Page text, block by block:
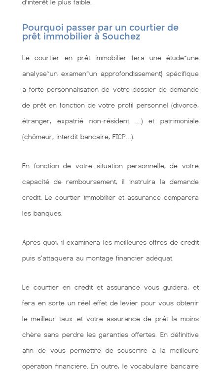
d’intérêt le plus faible.
Pourquoi passer par un courtier de
prêt immobilier à Souchez
Le courtier en prêt immobilier fera une étude~une
analyse~un examen~un approfondissement} spécifique
à forte personnalisation de votre dossier de demande
de prêt en fonction de votre profil personnel (divorcé,
étranger, expatrié non-résident …) et patrimoniale
(chômeur, interdit bancaire, FICP…).
En fonction de votre situation personnelle, de votre
capacité de remboursement, il instruira la demande
credit. Le courtier immobilier et assurance comparera
les banques.
Après quoi, il examinera les meilleures offres de credit
puis s'attaquera au montage financier adéquat.
Le courtier en crédit et assurance vous guidera, et
fera en sorte un réel effet de levier pour vous obtenir
le meilleur taux et votre assurance de prêt la moins
chère sans perdre les garanties offertes. En définitive
afin de vous permettre de souscrire à la meilleure
opération financière. En outre, le vocabulaire bancaire